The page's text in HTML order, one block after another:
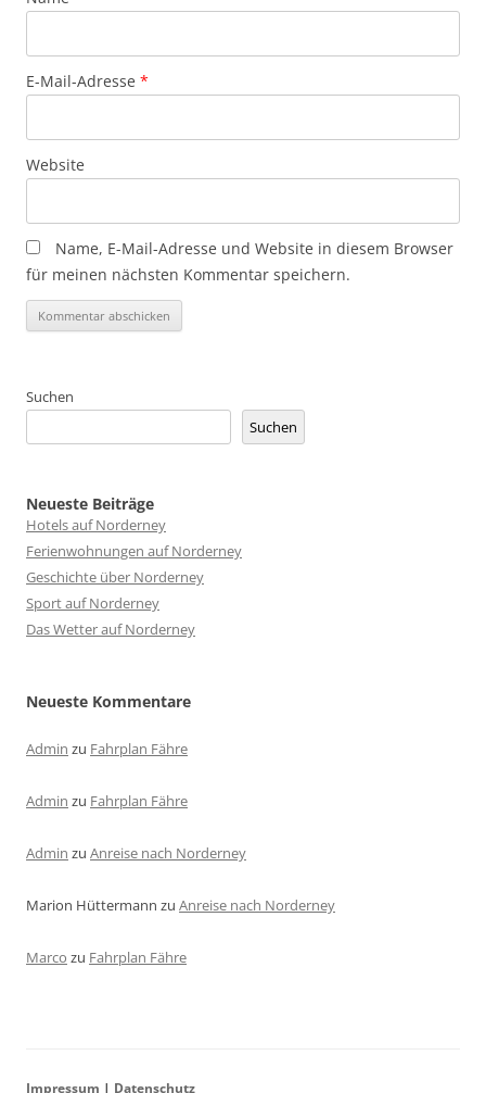
E-Mail-Adresse *
Website
Name, E-Mail-Adresse und Website in diesem Browser
für meinen nächsten Kommentar speichern.
Suchen
Suchen
Neueste Beiträge
Hotels auf Norderney
Ferienwohnungen auf Norderney
Geschichte über Norderney
Sport auf Norderney
Das Wetter auf Norderney
Neueste Kommentare
Admin zu Fahrplan Fähre
Admin zu Fahrplan Fähre
Admin zu Anreise nach Norderney
Marion Hüttermann zu Anreise nach Norderney
Marco zu Fahrplan Fähre
Impressum | Datenschutz